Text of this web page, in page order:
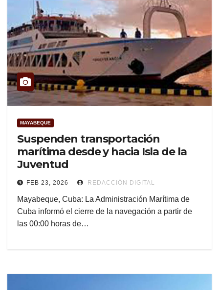
MAYABEQUE
Suspenden transportación
marítima desde y hacia Isla de la
Juventud
FEB 23, 2026 REDACCIÓN DIGITAL
Mayabeque, Cuba: La Administración Marítima de
Cuba informó el cierre de la navegación a partir de
las 00:00 horas de…